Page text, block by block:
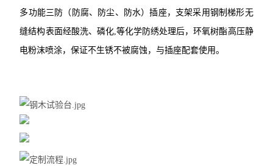
多功能三防（防腐、防尘、防水）插座，支架采用钢制梯形无
缝结构表面经酸洗、磷化,等化学防绣处理后，环氧树酯高压静
电粉沫喷涂，保证不生锈不被腐蚀，与插座配套使用。